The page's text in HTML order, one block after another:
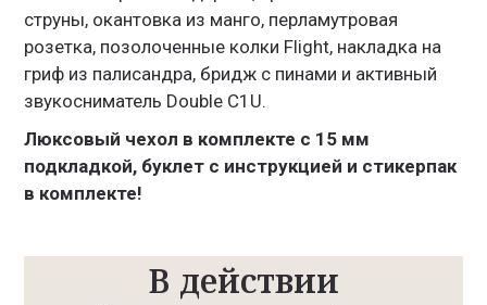
струны, окантовка из манго, перламутровая
розетка, позолоченные колки Flight, накладка на
гриф из палисандра, бридж с пинами и активный
звукосниматель Double C1U.
Люксовый чехол в комплекте с 15 мм
подкладкой, буклет с инструкцией и стикерпак
в комплекте!
В действии